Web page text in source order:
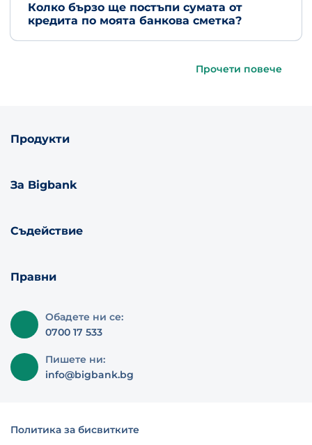
Колко бързо ще постъпи сумата от
кредита по моята банкова сметка?
Прочети повече
Продукти
За Bigbank
Съдействие
Правни
Обадете ни се:
0700 17 533
Пишете ни:
info@bigbank.bg
Политика за бисвитките